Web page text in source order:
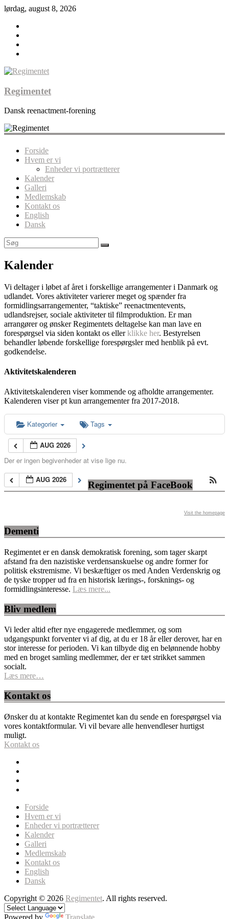
lørdag, august 8, 2026
Regimentet
Dansk reenactment-forening
Forside
Hvem er vi
Enheder vi portrætterer
Kalender
Galleri
Medlemskab
Kontakt os
English
Dansk
Kalender
Vi deltager i løbet af året i forskellige arrangementer i Danmark og
udlandet. Vores aktiviteter varierer meget og spænder fra
formidlingsarrangementer, “taktiske” reenactmentevents,
udlandsrejser, sociale aktiviteter til filmproduktion. Er man
arrangører og ønsker Regimentets deltagelse kan man lave en
forespørgsel via siden kontakt os ellerklikke her. Bestyrelsen
behandler løbende forskellige forespørgsler med henblik på evt.
godkendelse.
Aktivitetskalenderen
Aktivitetskalenderen viser kommende og afholdte arrangementer.
Kalenderen viser pt kun arrangementer fra 2017-2018.
Kategorier Tags
AUG 2026
Der er ingen begivenheder at vise lige nu.
AUG 2026
Regimentet på FaceBook
Visit the homepage
Dementi
Regimentet er en dansk demokratisk forening, som tager skarpt
afstand fra den nazistiske verdensanskuelse og andre former for
politisk ekstremisme. Vi beskæftiger os med Anden Verdenskrig og
de tyske tropper ud fra en historisk lærings-, forsknings- og
formidlingsinteresse. Læs mere...
Bliv medlem
Vi leder altid efter nye engagerede medlemmer, og som
udgangspunkt forventer vi af dig, at du er 18 år eller derover, har en
stor interesse for perioden. Vi kan tilbyde dig en belønnende hobby
med en broget samling medlemmer, der er tæt strikket sammen
socialt.
Læs mere…
Kontakt os
Ønsker du at kontakte Regimentet kan du sende en forespørgsel via
vores kontaktformular. Vi vil bevare alle henvendleser hurtigst
muligt.
Kontakt os
Forside
Hvem er vi
Enheder vi portrætterer
Kalender
Galleri
Medlemskab
Kontakt os
English
Dansk
Copyright © 2026 Regimentet. All rights reserved.
Powered by Translate